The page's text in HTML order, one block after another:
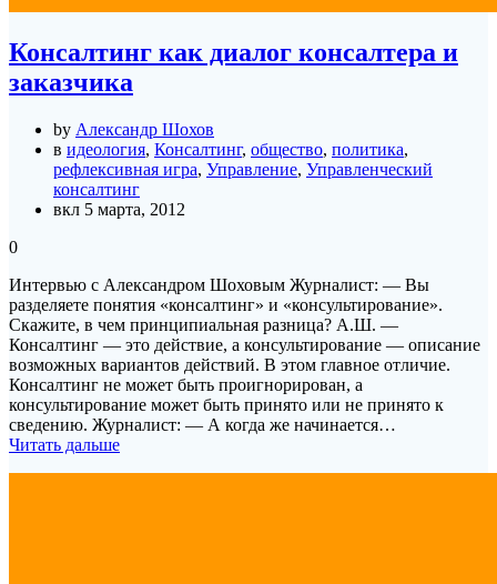
Консалтинг как диалог консалтера и
заказчика
by Александр Шохов
в идеология, Консалтинг, общество, политика,
рефлексивная игра, Управление, Управленческий
консалтинг
вкл 5 марта, 2012
0
Интервью с Александром Шоховым Журналист: — Вы
разделяете понятия «консалтинг» и «консультирование».
Скажите, в чем принципиальная разница? А.Ш. —
Консалтинг — это действие, а консультирование — описание
возможных вариантов действий. В этом главное отличие.
Консалтинг не может быть проигнорирован, а
консультирование может быть принято или не принято к
сведению. Журналист: — А когда же начинается…
Читать дальше